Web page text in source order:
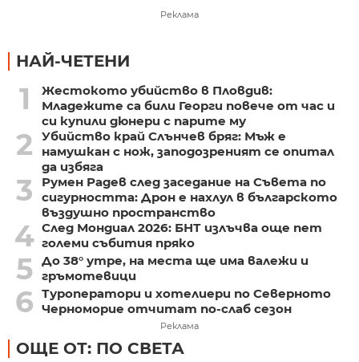
Реклама
НАЙ-ЧЕТЕНИ
1
Жестокото убийство в Пловдив:
Младежите са били Георги повече от час и
си купили дюнери с парите му
2
Убийство край Слънчев бряг: Мъж е
намушкан с нож, заподозреният се опитал
да избяга
3
Румен Радев след заседание на Съвета по
сигурността: Дрон е нахлул в българското
въздушно пространство
4 След Мондиал 2026: БНТ излъчва още пет
големи събития пряко
5 До 38° утре, на места ще има валежи и
гръмотевици
6 Туроператори и хотелиери по Северното
Черноморие отчитат по-слаб сезон
Реклама
ОЩЕ ОТ: ПО СВЕТА